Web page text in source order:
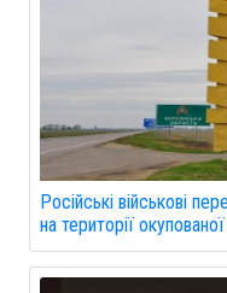
Російські військові
на території